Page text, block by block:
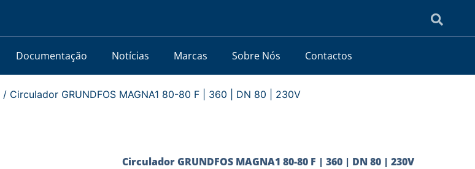
Documentação Notícias Marcas Sobre Nós Contactos
/ Circulador GRUNDFOS MAGNA1 80-80 F | 360 | DN 80 | 230V
Circulador GRUNDFOS MAGNA1 80-80 F | 360 | DN 80 | 230V